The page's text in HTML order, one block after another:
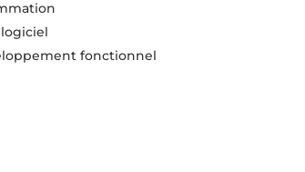
fonctionnel